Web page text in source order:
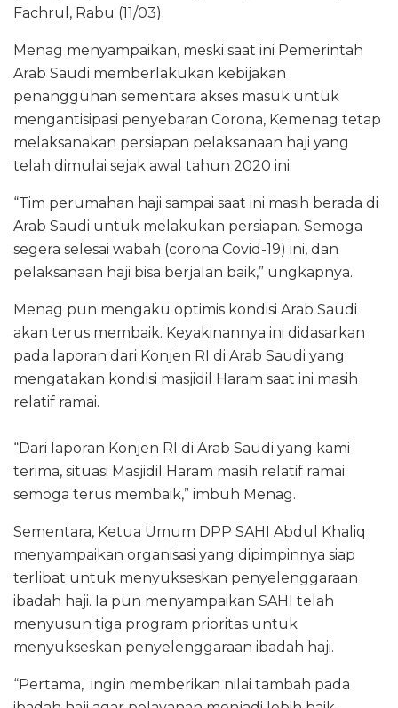
Fachrul, Rabu (11/03).
Menag menyampaikan, meski saat ini Pemerintah
Arab Saudi memberlakukan kebijakan
penangguhan sementara akses masuk untuk
mengantisipasi penyebaran Corona, Kemenag tetap
melaksanakan persiapan pelaksanaan haji yang
telah dimulai sejak awal tahun 2020 ini.
“Tim perumahan haji sampai saat ini masih berada di
Arab Saudi untuk melakukan persiapan. Semoga
segera selesai wabah (corona Covid-19) ini, dan
pelaksanaan haji bisa berjalan baik,” ungkapnya.
Menag pun mengaku optimis kondisi Arab Saudi
akan terus membaik. Keyakinannya ini didasarkan
pada laporan dari Konjen RI di Arab Saudi yang
mengatakan kondisi masjidil Haram saat ini masih
relatif ramai.
“Dari laporan Konjen RI di Arab Saudi yang kami
terima, situasi Masjidil Haram masih relatif ramai.
semoga terus membaik,” imbuh Menag.
Sementara, Ketua Umum DPP SAHI Abdul Khaliq
menyampaikan organisasi yang dipimpinnya siap
terlibat untuk menyukseskan penyelenggaraan
ibadah haji. Ia pun menyampaikan SAHI telah
menyusun tiga program prioritas untuk
menyukseskan penyelenggaraan ibadah haji.
“Pertama, ingin memberikan nilai tambah pada